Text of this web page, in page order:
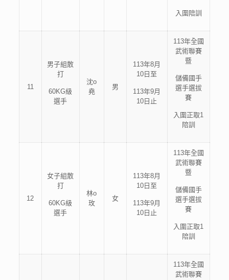
入圍陪訓
11
男子組散
打
60KG級
選手
沈o
堯
男
113年8月
10日至
113年9月
10日止
113年全國
武術聯賽
暨
儲備國手
選手選拔
賽
入圍正取1
陪訓
12
女子組散
打
60KG級
選手
林o
玫
女
113年8月
10日至
113年9月
10日止
113年全國
武術聯賽
暨
儲備國手
選手選拔
賽
入圍正取1
陪訓
113年全國
武術聯賽